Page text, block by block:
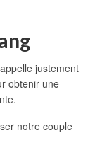
justement
obtenir une
notre couple